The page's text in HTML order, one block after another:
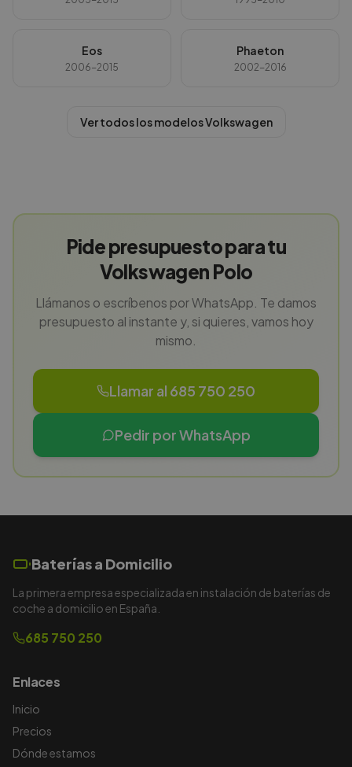
Eos
2006-2015
Phaeton
2002-2016
Ver todos los modelosVolkswagen
Pide presupuesto para tu
Volkswagen Polo
Llámanos o escríbenos por WhatsApp. Te damos
presupuesto al instante y, si quieres, vamos hoy
mismo.
Llamar al 685 750 250
Pedir por WhatsApp
Baterías a Domicilio
La primera empresa especializada en instalación de baterías de
coche a domicilio en España.
685 750 250
Enlaces
Inicio
Precios
Dónde estamos